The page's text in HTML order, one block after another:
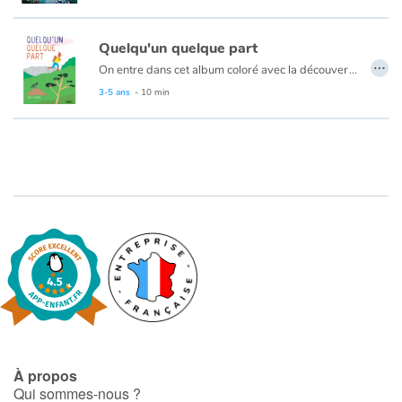
Quelqu'un quelque part
On entre dans cet album coloré avec la découverte d’un paysage fait de collines, de prairies, d’arbres et d’une rivière. Peu à peu, des animaux entrent en scène. Une réflexion s’installe par le dialogue de deux narrateurs qui s’interrogent : « qu’y a-t-il dans ce paysage ? » Un personnage, « Quelqu’un », fait alors son apparition. Et ce « quelqu’un », héros de cette aventure mystérieuse, va creuser un trou, y planter une graine puis attendre patiemment. Le petit lecteur se demandera alors quelle étrange chose va sortir de terre. Quelle ne sera pas sa surprise quand il découvrira que c’est une maison !
3-5 ans - 10 min
…
À propos
Qui sommes-nous ?